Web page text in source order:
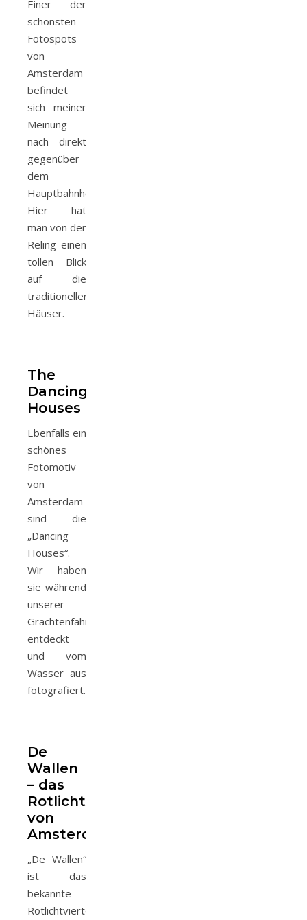
Einer der
schönsten
Fotospots
von
Amsterdam
befindet
sich meiner
Meinung
nach direkt
gegenüber
dem
Hauptbahnhof.
Hier hat
man von der
Reling einen
tollen Blick
auf die
traditionellen
Häuser.
The
Dancing
Houses
Ebenfalls ein
schönes
Fotomotiv
von
Amsterdam
sind die
„Dancing
Houses“.
Wir haben
sie während
unserer
Grachtenfahrt
entdeckt
und vom
Wasser aus
fotografiert.
De
Wallen
– das
Rotlichtviertel
von
Amsterdam
„De Wallen“
ist das
bekannte
Rotlichtviertel